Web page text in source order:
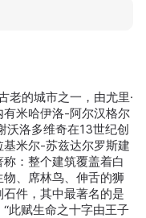
老的城市之一，由尤里·
米哈伊洛-阿尔汉格尔
沃洛多维奇在13世纪创
米尔-苏兹达尔罗斯建
：整个建筑覆盖着白
、席林鸟、伸舌的狮
件，其中最著名的是
此赋生命之十字由王子